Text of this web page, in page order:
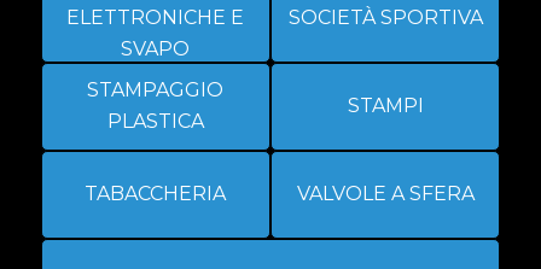
ELETTRONICHE E
SVAPO
SOCIETÀ SPORTIVA
STAMPAGGIO
PLASTICA
STAMPI
TABACCHERIA VALVOLE A SFERA